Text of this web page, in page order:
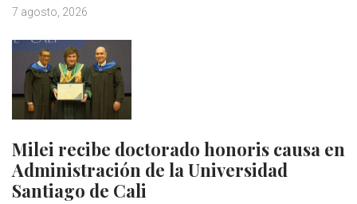
7 agosto, 2026
Milei recibe doctorado honoris causa en
Administración de la Universidad
Santiago de Cali